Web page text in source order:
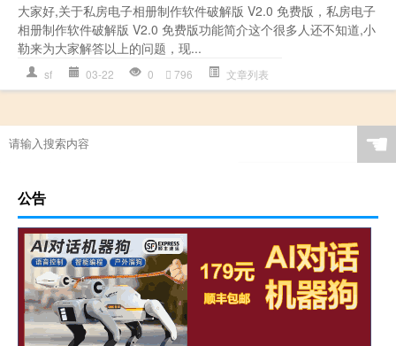
大家好,关于私房电子相册制作软件破解版 V2.0 免费版，私房电子
相册制作软件破解版 V2.0 免费版功能简介这个很多人还不知道,小
勒来为大家解答以上的问题，现...
sf 03-22 0 796 文章列表
☚
公告